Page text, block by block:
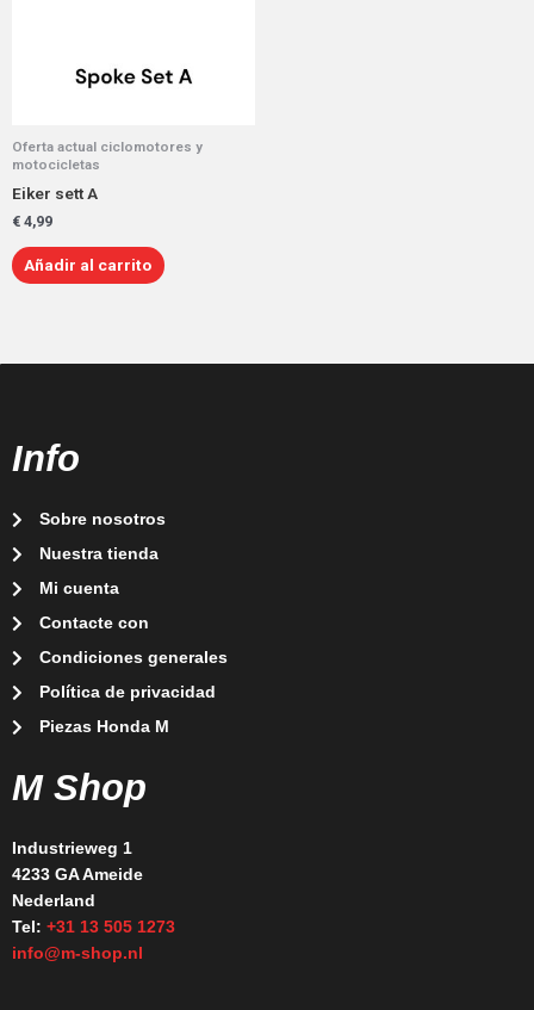
Oferta actual ciclomotores y
motocicletas
Eiker sett A
€ 4,99
Añadir al carrito
Info
Sobre nosotros
Nuestra tienda
Mi cuenta
Contacte con
Condiciones generales
Política de privacidad
Piezas Honda M
M Shop
Industrieweg 1
4233 GA Ameide
Nederland
Tel: +31 13 505 1273
info@m-shop.nl